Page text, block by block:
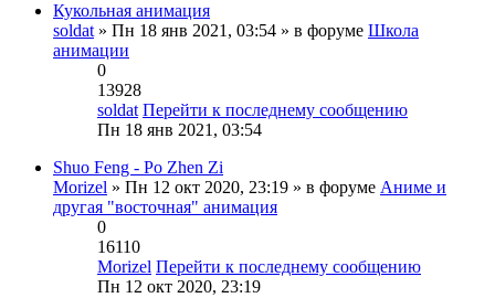
Кукольная анимация
soldat » Пн 18 янв 2021, 03:54 » в форуме Школа
анимации
0
13928
soldat Перейти к последнему сообщению
Пн 18 янв 2021, 03:54
Shuo Feng - Po Zhen Zi
Morizel » Пн 12 окт 2020, 23:19 » в форуме Аниме и
другая "восточная" анимация
0
16110
Morizel Перейти к последнему сообщению
Пн 12 окт 2020, 23:19